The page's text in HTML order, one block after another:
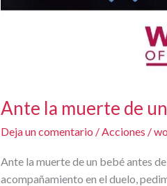
Ante la muerte de
Deja un comentario / Acciones /
Ante la muerte de un bebé antes
acompañamiento en el duelo,